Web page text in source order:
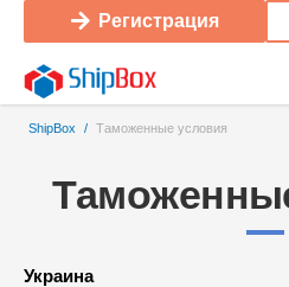
Регистрация
ShipBox / Таможенные условия
Украина